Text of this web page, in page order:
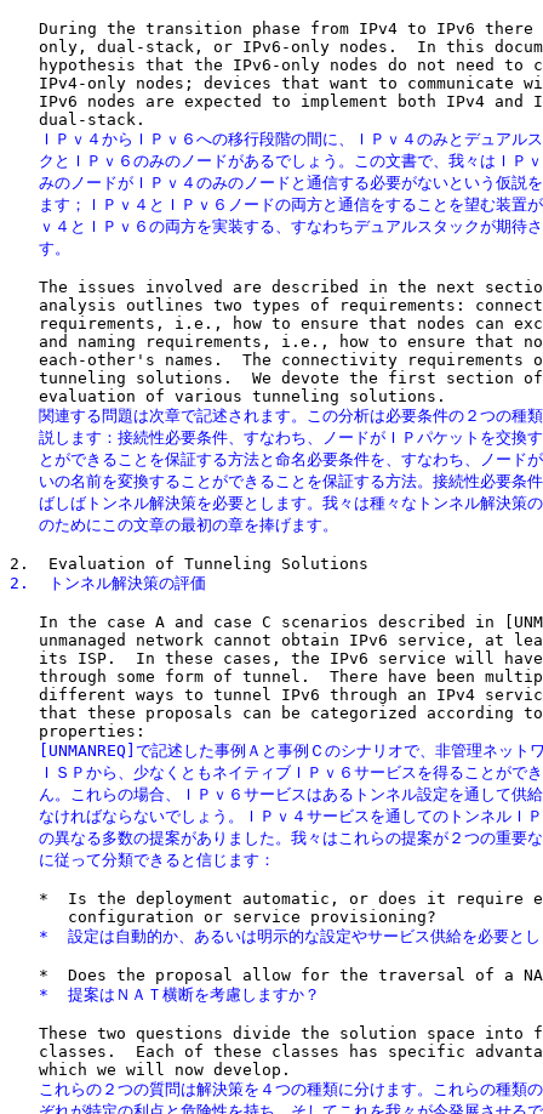
During the transition phase from IPv4 to IPv6 there
only, dual-stack, or IPv6-only nodes.  In this
hypothesis that the IPv6-only nodes do not need to
IPv4-only nodes; devices that want to communicate
IPv6 nodes are expected to implement both IPv4 and
ＩＰｖ４からＩＰｖ６への移行段階の間に、ＩＰｖ４のみとデュアル
クとＩＰｖ６のみのノードがあるでしょう。この文書で、我々はＩＰ
みのノードがＩＰｖ４のみのノードと通信する必要がないという仮説
ます；ＩＰｖ４とＩＰｖ６ノードの両方と通信をすることを望む装置
ｖ４とＩＰｖ６の両方を実装する、すなわちデュアルスタックが期待
   す。
The issues involved are described in the next
analysis outlines two types of requirements:
requirements, i.e., how to ensure that nodes can
and naming requirements, i.e., how to ensure that
each-other's names.  The connectivity requirements
tunneling solutions.  We devote the first section
関連する問題は次章で記述されます。この分析は必要条件の２つの種
説します：接続性必要条件、すなわち、ノードがＩＰパケットを交換
とができることを保証する方法と命名必要条件を、すなわち、ノード
いの名前を変換することができることを保証する方法。接続性必要条
ばしばトンネル解決策を必要とします。我々は種々なトンネル解決策
   のためにこの文章の最初の章を捧げます。
2.  トンネル解決策の評価
In the case A and case C scenarios described in
unmanaged network cannot obtain IPv6 service, at
its ISP.  In these cases, the IPv6 service will
through some form of tunnel.  There have been
different ways to tunnel IPv6 through an IPv4
that these proposals can be categorized according
[UNMANREQ]で記述した事例Ａと事例Ｃのシナリオで、非管理ネット
ＩＳＰから、少なくともネイティブＩＰｖ６サービスを得ることがで
ん。これらの場合、ＩＰｖ６サービスはあるトンネル設定を通して供
なければならないでしょう。ＩＰｖ４サービスを通してのトンネルＩ
の異なる多数の提案がありました。我々はこれらの提案が２つの重要
   に従って分類できると信じます：
*  Is the deployment automatic, or does it require
*  設定は自動的か、あるいは明示的な設定やサービス供給を必要と
   *  提案はＮＡＴ横断を考慮しますか？
These two questions divide the solution space into
classes.  Each of these classes has specific
これらの２つの質問は解決策を４つの種類に分けます。これらの種類